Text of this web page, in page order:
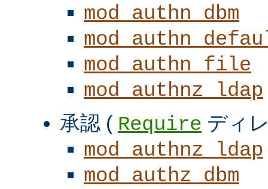
mod_authn_dbm
mod_authn_file
mod_authnz_ldap
承認 ( Require ディ
mod_authnz_ldap
mod_authz_dbm